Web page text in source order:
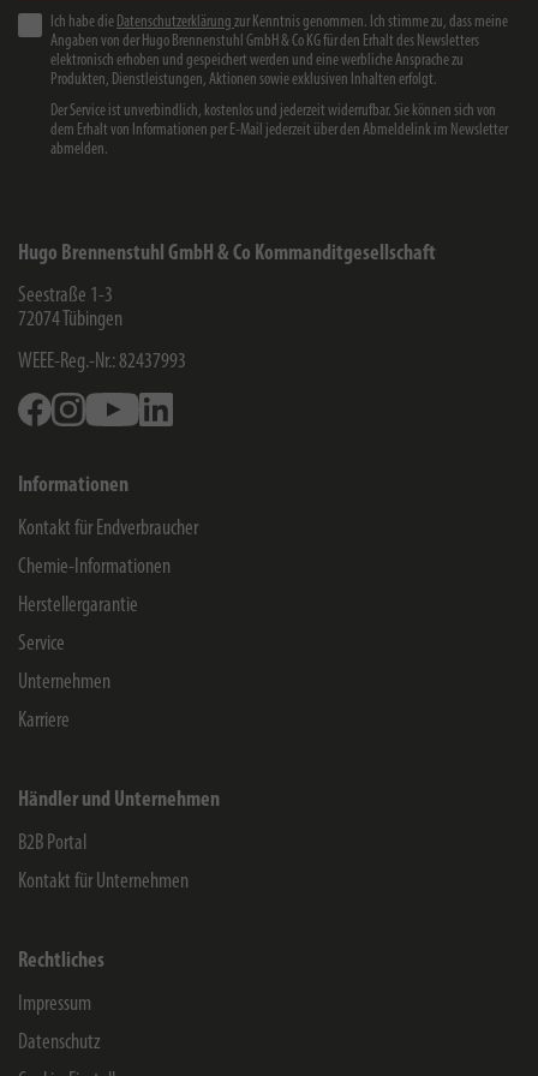
Ich habe die Datenschutzerklärung zur Kenntnis genommen. Ich stimme zu, dass meine
Angaben von der Hugo Brennenstuhl GmbH & Co KG für den Erhalt des Newsletters
elektronisch erhoben und gespeichert werden und eine werbliche Ansprache zu
Produkten, Dienstleistungen, Aktionen sowie exklusiven Inhalten erfolgt.
Der Service ist unverbindlich, kostenlos und jederzeit widerrufbar. Sie können sich von
dem Erhalt von Informationen per E-Mail jederzeit über den Abmeldelink im Newsletter
abmelden.
Hugo Brennenstuhl GmbH & Co Kommanditgesellschaft
Seestraße 1-3
72074 Tübingen
WEEE-Reg.-Nr.: 82437993
FacebookInstagramYoutube
Informationen
Kontakt für Endverbraucher
Chemie-Informationen
Herstellergarantie
Service
Unternehmen
Karriere
Händler und Unternehmen
B2B Portal
Kontakt für Unternehmen
Rechtliches
Impressum
Datenschutz